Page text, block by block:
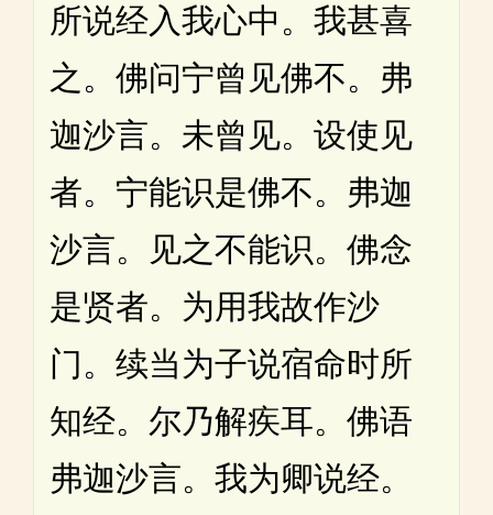
所说经入我心中。我甚喜
之。佛问宁曾见佛不。弗
迦沙言。未曾见。设使见
者。宁能识是佛不。弗迦
沙言。见之不能识。佛念
是贤者。为用我故作沙
门。续当为子说宿命时所
知经。尔乃解疾耳。佛语
弗迦沙言。我为卿说经。